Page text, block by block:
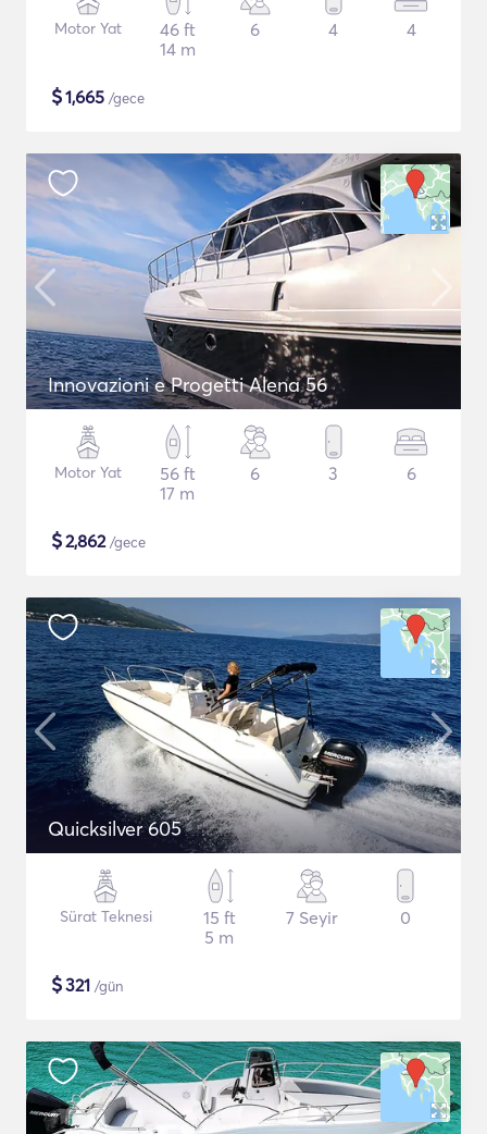
Motor Yat
46 ft
14 m
6 4 4
$1,665 /gece
Innovazioni e Progetti Alena 56
Motor Yat
56 ft
17 m
6 3 6
$2,862/gece
Quicksilver 605
Sürat Teknesi
15 ft
5 m
7 Seyir 0
$321 /gün